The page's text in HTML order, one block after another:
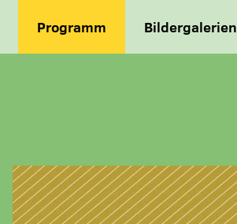
Programm Bildergalerien